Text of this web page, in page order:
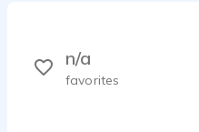
n/a
favorites